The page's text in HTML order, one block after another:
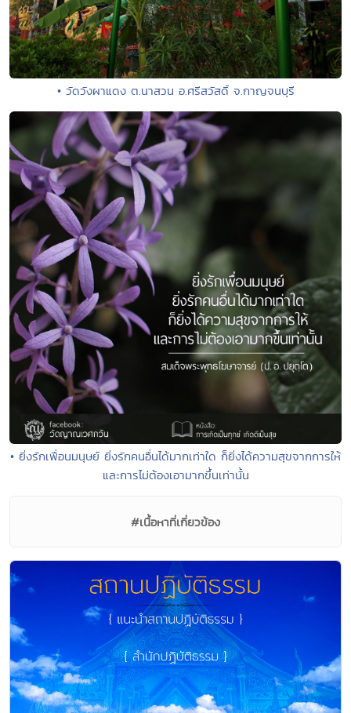
• วัดวังผาแดง ต.นาสวน อ.ศรีสวัสดิ์ จ.กาญจนบุรี
• ยิ่งรักเพื่อนมนุษย์ ยิ่งรักคนอื่นได้มากเท่าใด ก็ยิ่งได้ความสุขจากการให้
และการไม่ต้องเอามากขึ้นเท่านั้น
#เนื้อหาที่เกี่ยวข้อง